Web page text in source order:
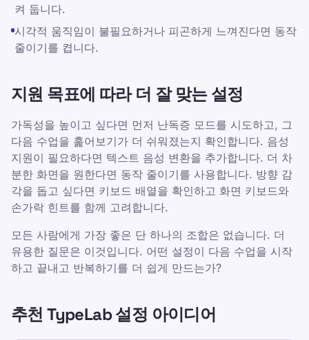
켜 둡니다.
시각적 움직임이 불필요하거나 피곤하게 느껴진다면 동작
줄이기를 켭니다.
지원 목표에 따라 더 잘 맞는 설정
가독성을 높이고 싶다면 먼저 난독증 모드를 시도하고, 그
다음 수업을 훑어보기가 더 쉬워졌는지 확인합니다. 음성
지원이 필요하다면 텍스트 음성 변환을 추가합니다. 더 차
분한 화면을 원한다면 동작 줄이기를 사용합니다. 방향 감
각을 돕고 싶다면 키보드 배열을 확인하고 화면 키보드와
손가락 힌트를 함께 고려합니다.
모든 사람에게 가장 좋은 단 하나의 조합은 없습니다. 더
유용한 질문은 이것입니다. 어떤 설정이 다음 수업을 시작
하고 끝내고 반복하기를 더 쉽게 만드는가?
추천 TypeLab 설정 아이디어